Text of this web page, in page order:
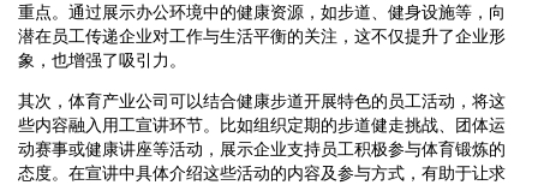
重点。通过展示办公环境中的健康资源，如步道、健身设施等，向
潜在员工传递企业对工作与生活平衡的关注，这不仅提升了企业形
象，也增强了吸引力。
其次，体育产业公司可以结合健康步道开展特色的员工活动，将这
些内容融入用工宣讲环节。比如组织定期的步道健走挑战、团体运
动赛事或健康讲座等活动，展示企业支持员工积极参与体育锻炼的
态度。在宣讲中具体介绍这些活动的内容及参与方式，有助于让求